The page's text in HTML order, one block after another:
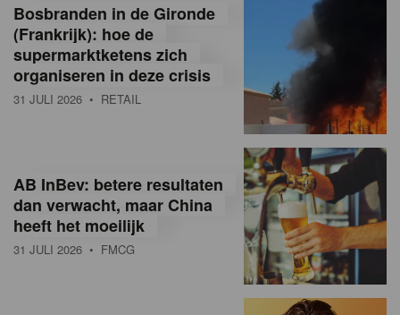
n
e
a
Bosbranden in de Gironde
(Frankrijk): hoe de
supermarktketens zich
organiseren in deze crisis
31 JULI 2026 • RETAIL
AB InBev: betere resultaten
dan verwacht, maar China
heeft het moeilijk
31 JULI 2026 • FMCG